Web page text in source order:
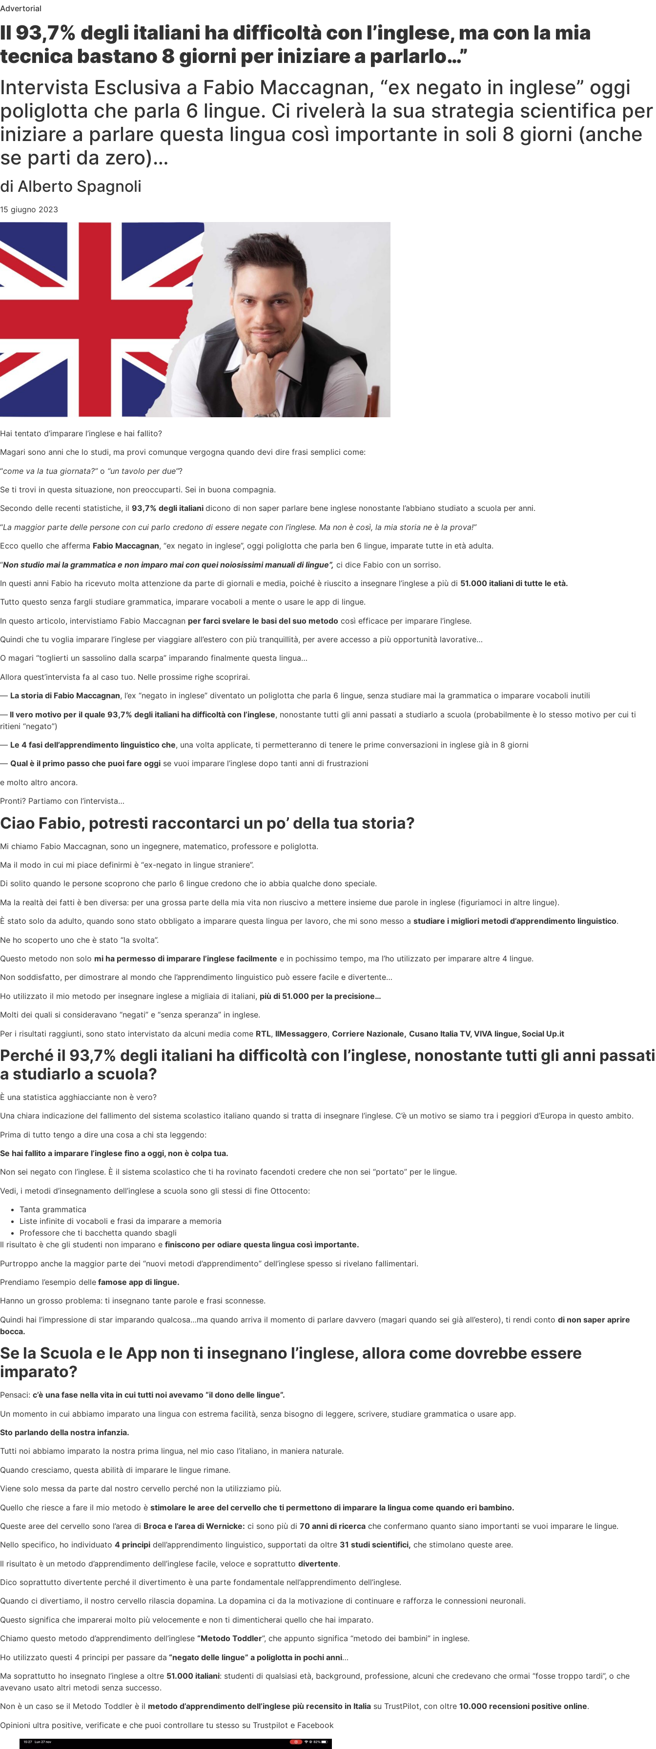
Advertorial
Il 93,7% degli italiani ha difficoltà con l’inglese, ma con la mia
tecnica bastano 8 giorni per iniziare a parlarlo…”
Intervista Esclusiva a Fabio Maccagnan, “ex negato in inglese” oggi
poliglotta che parla 6 lingue. Ci rivelerà la sua strategia scientifica per
iniziare a parlare questa lingua così importante in soli 8 giorni (anche
se parti da zero)…
di Alberto Spagnoli
15 giugno 2023
Hai tentato d’imparare l’inglese e hai fallito?
Magari sono anni che lo studi, ma provi comunque vergogna quando devi dire frasi semplici come:
“come va la tua giornata?” o “un tavolo per due”?
Se ti trovi in questa situazione, non preoccuparti. Sei in buona compagnia.
Secondo delle recenti statistiche, il 93,7% degli italiani dicono di non saper parlare bene inglese nonostante l’abbiano studiato a scuola per anni.
“La maggior parte delle persone con cui parlo credono di essere negate con l’inglese. Ma non è così, la mia storia ne è la prova!”
Ecco quello che afferma Fabio Maccagnan, “ex negato in inglese”, oggi poliglotta che parla ben 6 lingue, imparate tutte in età adulta.
“Non studio mai la grammatica e non imparo mai con quei noiosissimi manuali di lingue”, ci dice Fabio con un sorriso.
In questi anni Fabio ha ricevuto molta attenzione da parte di giornali e media, poiché è riuscito a insegnare l’inglese a più di 51.000 italiani di tutte le età.
Tutto questo senza fargli studiare grammatica, imparare vocaboli a mente o usare le app di lingue.
In questo articolo, intervistiamo Fabio Maccagnan per farci svelare le basi del suo metodo così efficace per imparare l’inglese.
Quindi che tu voglia imparare l’inglese per viaggiare all’estero con più tranquillità, per avere accesso a più opportunità lavorative…
O magari “toglierti un sassolino dalla scarpa” imparando finalmente questa lingua…
Allora quest’intervista fa al caso tuo. Nelle prossime righe scoprirai.
— La storia di Fabio Maccagnan, l’ex “negato in inglese” diventato un poliglotta che parla 6 lingue, senza studiare mai la grammatica o imparare vocaboli inutili
— Il vero motivo per il quale 93,7% degli italiani ha difficoltà con l’inglese, nonostante tutti gli anni passati a studiarlo a scuola (probabilmente è lo stesso motivo per cui ti
ritieni “negato”)
— Le 4 fasi dell’apprendimento linguistico che, una volta applicate, ti permetteranno di tenere le prime conversazioni in inglese già in 8 giorni
— Qual è il primo passo che puoi fare oggi se vuoi imparare l’inglese dopo tanti anni di frustrazioni
e molto altro ancora.
Pronti? Partiamo con l’intervista…
Ciao Fabio, potresti raccontarci un po’ della tua storia?
Mi chiamo Fabio Maccagnan, sono un ingegnere, matematico, professore e poliglotta.
Ma il modo in cui mi piace definirmi è “ex-negato in lingue straniere”.
Di solito quando le persone scoprono che parlo 6 lingue credono che io abbia qualche dono speciale.
Ma la realtà dei fatti è ben diversa: per una grossa parte della mia vita non riuscivo a mettere insieme due parole in inglese (figuriamoci in altre lingue).
È stato solo da adulto, quando sono stato obbligato a imparare questa lingua per lavoro, che mi sono messo a studiare i migliori metodi d’apprendimento linguistico.
Ne ho scoperto uno che è stato “la svolta”.
Questo metodo non solo mi ha permesso di imparare l’inglese facilmente e in pochissimo tempo, ma l’ho utilizzato per imparare altre 4 lingue.
Non soddisfatto, per dimostrare al mondo che l’apprendimento linguistico può essere facile e divertente…
Ho utilizzato il mio metodo per insegnare inglese a migliaia di italiani, più di 51.000 per la precisione…
Molti dei quali si consideravano “negati” e “senza speranza” in inglese.
Per i risultati raggiunti, sono stato intervistato da alcuni media come RTL, IlMessaggero, Corriere Nazionale, Cusano Italia TV, VIVA lingue, Social Up.it
Perché il 93,7% degli italiani ha difficoltà con l’inglese, nonostante tutti gli anni passati
a studiarlo a scuola?
È una statistica agghiacciante non è vero?
Una chiara indicazione del fallimento del sistema scolastico italiano quando si tratta di insegnare l’inglese. C’è un motivo se siamo tra i peggiori d’Europa in questo ambito.
Prima di tutto tengo a dire una cosa a chi sta leggendo:
Se hai fallito a imparare l’inglese fino a oggi, non è colpa tua.
Non sei negato con l’inglese. È il sistema scolastico che ti ha rovinato facendoti credere che non sei “portato” per le lingue.
Vedi, i metodi d’insegnamento dell’inglese a scuola sono gli stessi di fine Ottocento:
Tanta grammatica
Liste infinite di vocaboli e frasi da imparare a memoria
Professore che ti bacchetta quando sbagli
Il risultato è che gli studenti non imparano e finiscono per odiare questa lingua così importante.
Purtroppo anche la maggior parte dei “nuovi metodi d’apprendimento” dell’inglese spesso si rivelano fallimentari.
Prendiamo l’esempio delle famose app di lingue.
Hanno un grosso problema: ti insegnano tante parole e frasi sconnesse.
Quindi hai l’impressione di star imparando qualcosa…ma quando arriva il momento di parlare davvero (magari quando sei già all’estero), ti rendi conto di non saper aprire
bocca.
Se la Scuola e le App non ti insegnano l’inglese, allora come dovrebbe essere
imparato?
Pensaci: c’è una fase nella vita in cui tutti noi avevamo “il dono delle lingue”.
Un momento in cui abbiamo imparato una lingua con estrema facilità, senza bisogno di leggere, scrivere, studiare grammatica o usare app.
Sto parlando della nostra infanzia.
Tutti noi abbiamo imparato la nostra prima lingua, nel mio caso l’italiano, in maniera naturale.
Quando cresciamo, questa abilità di imparare le lingue rimane.
Viene solo messa da parte dal nostro cervello perché non la utilizziamo più.
Quello che riesce a fare il mio metodo è stimolare le aree del cervello che ti permettono di imparare la lingua come quando eri bambino.
Queste aree del cervello sono l’area di Broca e l’area di Wernicke: ci sono più di 70 anni di ricerca che confermano quanto siano importanti se vuoi imparare le lingue.
Nello specifico, ho individuato 4 principi dell’apprendimento linguistico, supportati da oltre 31 studi scientifici, che stimolano queste aree.
Il risultato è un metodo d’apprendimento dell’inglese facile, veloce e soprattutto divertente.
Dico soprattutto divertente perché il divertimento è una parte fondamentale nell’apprendimento dell’inglese.
Quando ci divertiamo, il nostro cervello rilascia dopamina. La dopamina ci da la motivazione di continuare e rafforza le connessioni neuronali.
Questo significa che imparerai molto più velocemente e non ti dimenticherai quello che hai imparato.
Chiamo questo metodo d’apprendimento dell’inglese “Metodo Toddler”, che appunto significa “metodo dei bambini” in inglese.
Ho utilizzato questi 4 principi per passare da “negato delle lingue” a poliglotta in pochi anni…
Ma soprattutto ho insegnato l’inglese a oltre 51.000 italiani: studenti di qualsiasi età, background, professione, alcuni che credevano che ormai “fosse troppo tardi”, o che
avevano usato altri metodi senza successo.
Non è un caso se il Metodo Toddler è il metodo d’apprendimento dell’inglese più recensito in Italia su TrustPilot, con oltre 10.000 recensioni positive online.
Opinioni ultra positive, verificate e che puoi controllare tu stesso su Trustpilot e Facebook